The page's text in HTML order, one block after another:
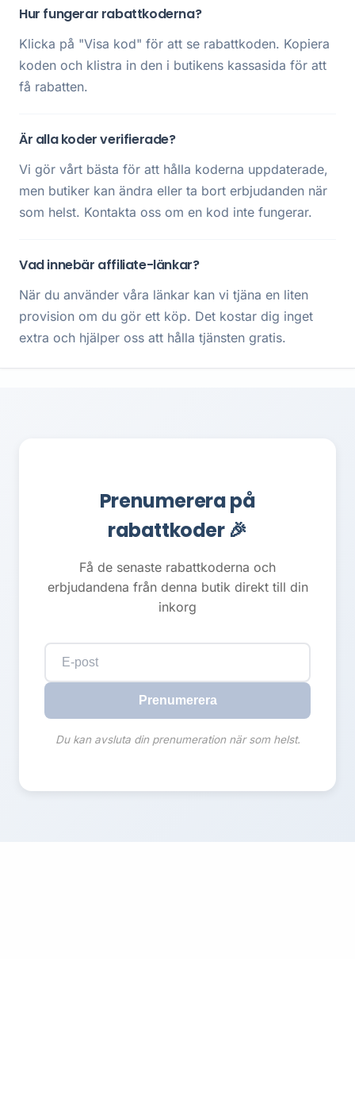
Hur fungerar rabattkoderna?
Klicka på "Visa kod" för att se rabattkoden. Kopiera
koden och klistra in den i butikens kassasida för att
få rabatten.
Är alla koder verifierade?
Vi gör vårt bästa för att hålla koderna uppdaterade,
men butiker kan ändra eller ta bort erbjudanden när
som helst. Kontakta oss om en kod inte fungerar.
Vad innebär affiliate-länkar?
När du använder våra länkar kan vi tjäna en liten
provision om du gör ett köp. Det kostar dig inget
extra och hjälper oss att hålla tjänsten gratis.
Prenumerera på
rabattkoder 🎉
Få de senaste rabattkoderna och
erbjudandena från denna butik direkt till din
inkorg
Prenumerera
Du kan avsluta din prenumeration när som helst.